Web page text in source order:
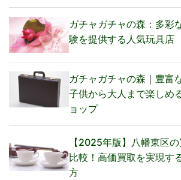
ガチャガチャの森：多彩
験を提供する人気玩具店
ガチャガチャの森｜豊富
子供から大人まで楽しめ
ョップ
【2025年版】八幡東区
比較！高価買取を実現す
方